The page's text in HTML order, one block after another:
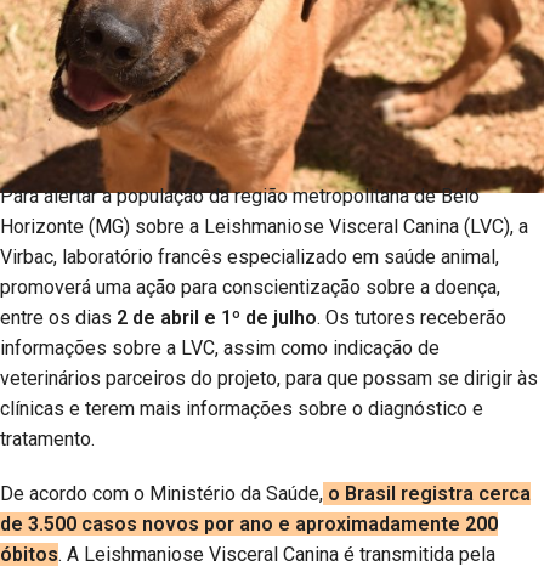
Para alertar a população da região metropolitana de Belo
Horizonte (MG) sobre a Leishmaniose Visceral Canina (LVC), a
Virbac, laboratório francês especializado em saúde animal,
promoverá uma ação para conscientização sobre a doença,
entre os dias 2 de abril e 1º de julho. Os tutores receberão
informações sobre a LVC, assim como indicação de
veterinários parceiros do projeto, para que possam se dirigir às
clínicas e terem mais informações sobre o diagnóstico e
tratamento.
De acordo com o Ministério da Saúde, o Brasil registra cerca
de 3.500 casos novos por ano e aproximadamente 200
óbitos. A Leishmaniose Visceral Canina é transmitida pela